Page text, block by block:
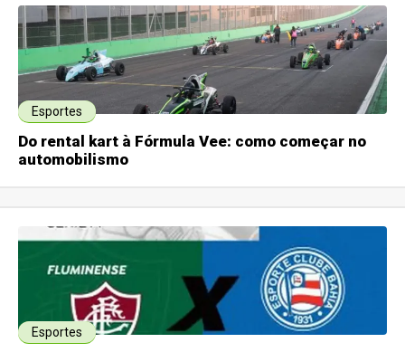
Esportes
Do rental kart à Fórmula Vee: como começar no
automobilismo
Esportes